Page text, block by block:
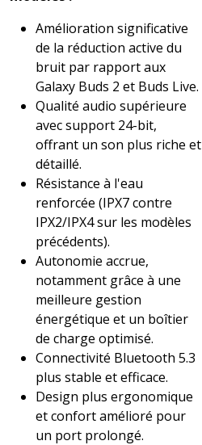
Amélioration significative
de la réduction active du
bruit par rapport aux
Galaxy Buds 2 et Buds Live.
Qualité audio supérieure
avec support 24-bit,
offrant un son plus riche et
détaillé.
Résistance à l'eau
renforcée (IPX7 contre
IPX2/IPX4 sur les modèles
précédents).
Autonomie accrue,
notamment grâce à une
meilleure gestion
énergétique et un boîtier
de charge optimisé.
Connectivité Bluetooth 5.3
plus stable et efficace.
Design plus ergonomique
et confort amélioré pour
un port prolongé.